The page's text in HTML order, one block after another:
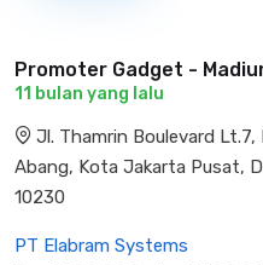
Promoter Gadget -
11 bulan yang lalu
Jl. Thamrin Boulevard Lt.7,
Abang, Kota Jakarta Pusat,
10230
PT Elabram Systems